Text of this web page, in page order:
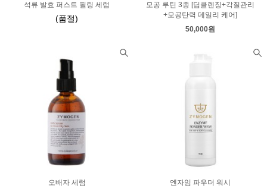
석류 발효 퍼스트 필링 세럼
(품절)
모공 루틴 3종 [딥클렌징+각질관리
+모공탄력 데일리 케어]
50,000원
오배자 세럼
엔자임 파우더 워시